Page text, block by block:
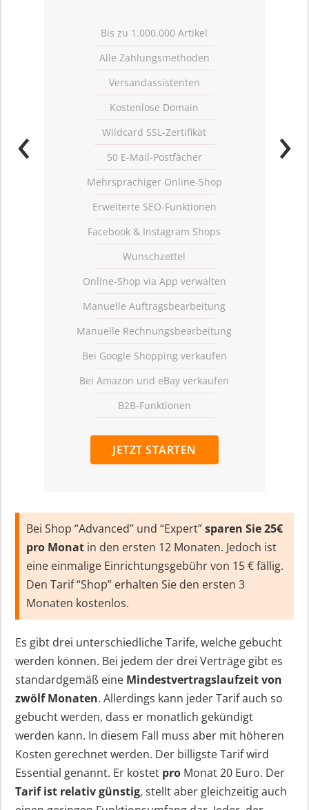
Bis zu 1.000.000 Artikel
Alle Zahlungsmethoden
Versandassistenten
Kostenlose Domain
Wildcard SSL-Zertifikat
50 E-Mail-Postfächer
Mehrsprachiger Online-Shop
Erweiterte SEO-Funktionen
Facebook & Instagram Shops
Wunschzettel
Online-Shop via App verwalten
Manuelle Auftragsbearbeitung
Manuelle Rechnungsbearbeitung
Bei Google Shopping verkaufen
Bei Amazon und eBay verkaufen
B2B-Funktionen
‹ ›
Bei Shop “Advanced” und “Expert”sparen Sie 25€
pro Monat in den ersten 12 Monaten. Jedoch ist
eine einmalige Einrichtungsgebühr von 15 € fällig.
Den Tarif “Shop” erhalten Sie den ersten 3
Monaten kostenlos.
Es gibt drei unterschiedliche Tarife, welche gebucht
werden können. Bei jedem der drei Verträge gibt es
standardgemäß eine Mindestvertragslaufzeit von
zwölf Monaten. Allerdings kann jeder Tarif auch so
gebucht werden, dass er monatlich gekündigt
werden kann. In diesem Fall muss aber mit höheren
Kosten gerechnet werden. Der billigste Tarif wird
Essential genannt. Er kostet pro Monat 20 Euro. Der
Tarif ist relativ günstig, stellt aber gleichzeitig auch